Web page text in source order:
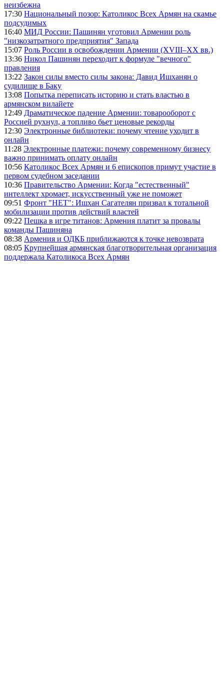
неизбежна
17:30 Национальный позор: Католикос Всех Армян на скамье
подсудимых
16:40 МИД России: Пашинян уготовил Армении роль
"низкозатратного предприятия" Запада
15:07 Роль России в освобождении Армении (XVIII–XX вв.)
13:36 Никол Пашинян переходит к формуле "вечного"
правления
13:22 Закон силы вместо силы закона: Давид Ишханян о
судилище в Баку
13:08 Попытка переписать историю и стать властью в
армянском вилайете
12:49 Драматическое падение Армении: товарооборот с
Россией рухнул, а топливо бьет ценовые рекорды
12:30 Электронные библиотеки: почему чтение уходит в
онлайн
11:28 Электронные платежи: почему современному бизнесу
важно принимать оплату онлайн
10:56 Католикос Всех Армян и 6 епископов примут участие в
первом судебном заседании
10:36 Правительство Армении: Когда "естественный"
интеллект хромает, искусственный уже не поможет
09:51 Фронт "НЕТ": Ишхан Сагателян призвал к тотальной
мобилизации против действий властей
09:22 Пешка в игре титанов: Армения платит за провалы
команды Пашиняна
08:38 Армения и ОДКБ приближаются к точке невозврата
08:05 Крупнейшая армянская благотворительная организация
поддержала Католикоса Всех Армян